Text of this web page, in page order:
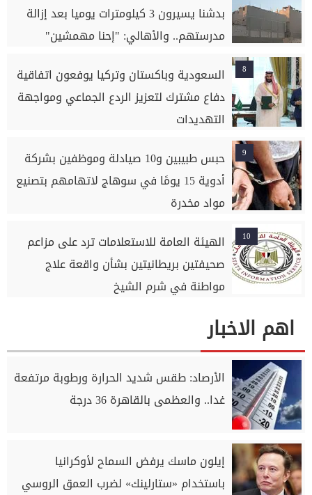
بدشنا يسيرون 3 كيلومترات يوميا بعد إزالة
مدرستهم.. والأهالي: "إحنا مهمشين"
8
السعودية وباكستان وتركيا يوفعون اتفاقية
دفاع مشترك لتعزيز الردع الجماعي ومواجهة
التهديدات
9
حبس طبيبين و10 صيادلة وموظفين بشركة
أدوية 15 يومًا في سوهاج لاتهامهم بتصنيع
مواد مخدرة
10
الهيئة العامة للاستعلامات ترد على مزاعم
صحيفتين بريطانيتين بشأن واقعة علاج
مواطنة في شرم الشيخ
اهم الاخبار
الأرصاد: طقس شديد الحرارة ورطوبة مرتفعة
غدا.. والعظمى بالقاهرة 36 درجة
إيلون ماسك يرفض السماح لأوكرانيا
باستخدام «ستارلينك» لضرب العمق الروسي